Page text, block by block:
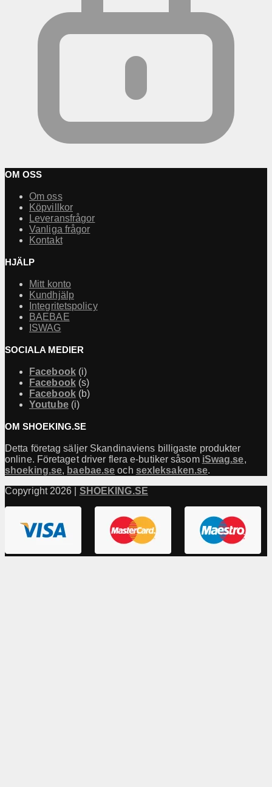
OM OSS
Om oss
Köpvillkor
Leveransfrågor
Vanliga frågor
Kontakt
HJÄLP
Mitt konto
Kundhjälp
Integritetspolicy
BAEBAE
ISWAG
SOCIALA MEDIER
Facebook(i)
Facebook(s)
Facebook(b)
Youtube(i)
OM SHOEKING.SE
Detta företag säljer Skandinaviens billigaste produkter
online. Företaget driver flera e-butiker såsom iSwag.se,
shoeking.se, baebae.se och sexleksaken.se.
Copyright 2026 | SHOEKING.SE